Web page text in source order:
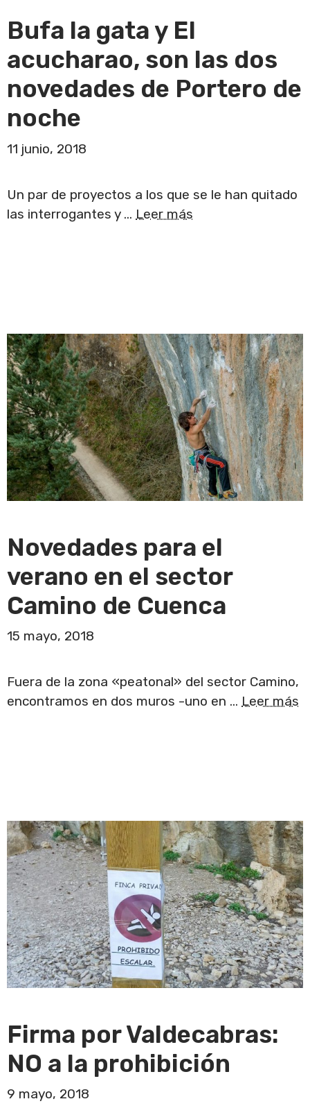
Bufa la gata y El
acucharao, son las dos
novedades de Portero de
noche
11 junio, 2018
Un par de proyectos a los que se le han quitado
las interrogantes y … Leer más
Novedades para el
verano en el sector
Camino de Cuenca
15 mayo, 2018
Fuera de la zona «peatonal» del sector Camino,
encontramos en dos muros -uno en … Leer más
Firma por Valdecabras:
NO a la prohibición
9 mayo, 2018